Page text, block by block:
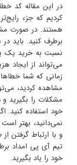
در این مقاله کد
کردیم که جزء
هستند. در صورت
برطرف کنید. باید
نسبت به خرید یک
می‌تواند از ایجاد
زمانی که شما
مشاهده کردید،
مشکلات را بگیرید
خود استفاده کنید.
نمی‌دانید، بهتر
و با ارتباط گرفتن
تیم آی پی امداد
خود را یاد بگیرید.